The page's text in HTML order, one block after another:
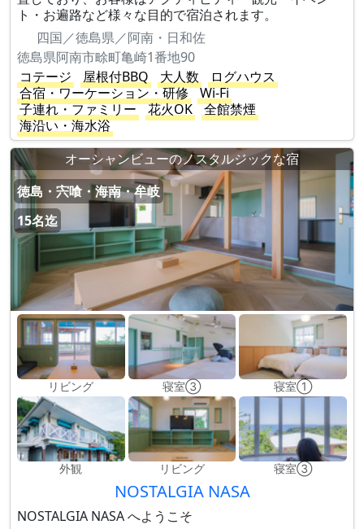
ト・お遍路など様々な目的で宿泊されます。
四国／徳島県／阿南・日和佐
徳島県阿南市畭町亀崎1番地90
コテージ
屋根付BBQ 大人数
ログハウス
合宿・ワーケーション・研修
Wi-Fi
子連れ・ファミリー
花火OK
全館禁煙
海沿い・海水浴
オーシャンビューのノスタルジックな宿
徳島・宍喰・海南・牟岐
15名迄
リビング 寝室③ 寝室①
外観 リビング 寝室③
NOSTALGIA NASA
NOSTALGIA NASA へようこそ